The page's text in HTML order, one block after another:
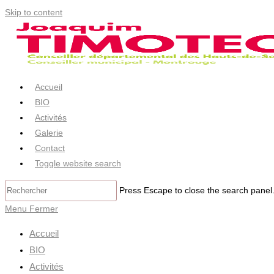
Skip to content
Accueil
BIO
Activités
Galerie
Contact
Toggle website search
Press Escape to close the search panel.
Menu Fermer
Accueil
BIO
Activités